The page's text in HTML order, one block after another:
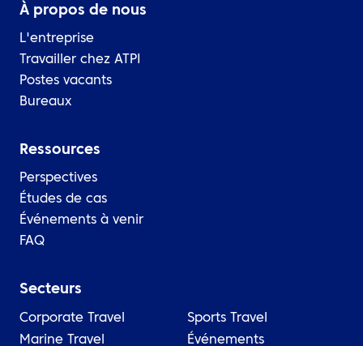
À propos de nous
L'entreprise
Travailler chez ATPI
Postes vacants
Bureaux
Ressources
Perspectives
Études de cas
Événements à venir
FAQ
Secteurs
Corporate Travel
Marine Travel
Sports Travel
Événements